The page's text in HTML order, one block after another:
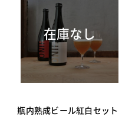
在庫なし
瓶内熟成ビール紅白セット